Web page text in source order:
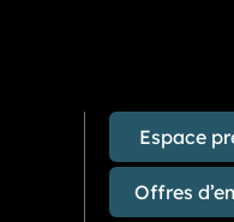
Espace
Offres